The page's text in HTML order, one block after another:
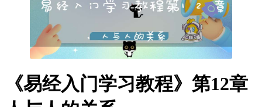
《易经入门学习教程》第12章